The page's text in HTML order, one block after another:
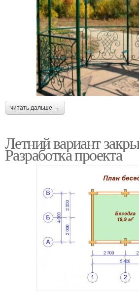
читать дальше →
Летний вариант
Разработка проекта